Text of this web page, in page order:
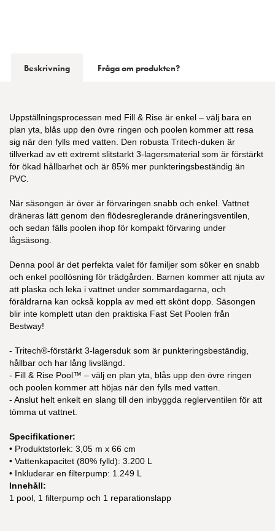
Beskrivning Fråga om produkten?
Uppställningsprocessen med Fill & Rise är enkel – välj bara en
plan yta, blås upp den övre ringen och poolen kommer att resa
sig när den fylls med vatten. Den robusta Tritech-duken är
tillverkad av ett extremt slitstarkt 3-lagersmaterial som är förstärkt
för ökad hållbarhet och är 85% mer punkteringsbeständig än
PVC.
När säsongen är över är förvaringen snabb och enkel. Vattnet
dräneras lätt genom den flödesreglerande dräneringsventilen,
och sedan fälls poolen ihop för kompakt förvaring under
lågsäsong.
Denna pool är det perfekta valet för familjer som söker en snabb
och enkel poollösning för trädgården. Barnen kommer att njuta av
att plaska och leka i vattnet under sommardagarna, och
föräldrarna kan också koppla av med ett skönt dopp. Säsongen
blir inte komplett utan den praktiska Fast Set Poolen från
Bestway!
- Tritech®-förstärkt 3-lagersduk som är punkteringsbeständig,
hållbar och har lång livslängd.
- Fill & Rise Pool™ – välj en plan yta, blås upp den övre ringen
och poolen kommer att höjas när den fylls med vatten.
- Anslut helt enkelt en slang till den inbyggda reglerventilen för att
tömma ut vattnet.
Specifikationer:
• Produktstorlek: 3,05 m x 66 cm
• Vattenkapacitet (80% fylld): 3.200 L
• Inkluderar en filterpump: 1.249 L
Innehåll:
1 pool, 1 filterpump och 1 reparationslapp